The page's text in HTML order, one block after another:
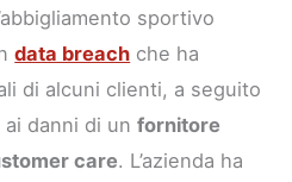
sportivo
data breach che ha
di alcuni clienti, a seguito
ai danni di unfornitore
care. L’azienda ha